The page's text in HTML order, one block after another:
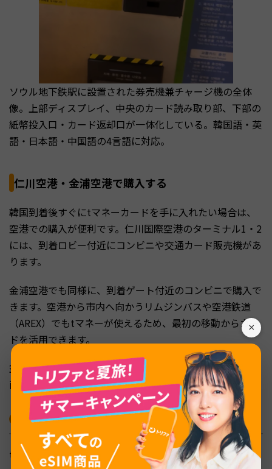
×
ソウル地下鉄駅に設置された券売機兼チャージ機の全体
像。上部ディスプレイ、中央のカード読み取り部、下部の
紙幣投入口・カード返却口が一体化している。韓国語・英
語・日本語・中国語の4言語に対応。
仁川空港・金浦空港で購入する
韓国到着後すぐにtマネーカードを手に入れたい場合は、
空港での購入が便利です。仁川国際空港のターミナル1・2
には、到着ロビー付近にコンビニや交通カード販売機があ
ります。
金浦空港でも同様に、到着ゲート付近のコンビニで購入で
きます。空港から市内へ向かうリムジンバスや空港鉄道
（AREX）でもtマネーが使えるため、最初の移動からカー
ドを活用できます。
空港で購入する場合は、チャージ用の韓国ウォンも一緒に
両替しておくと効率的です。
tマネーカードのチャージ方法と注意点
tマネーカードはプリペイド式のため、残高がなくなった